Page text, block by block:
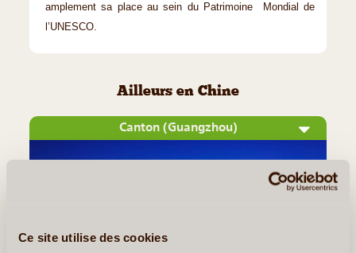
Ce site utilise des cookies
amplement sa place au sein du Patrimoine Mondial de
l’UNESCO.
Ailleurs en Chine
Canton (Guangzhou)